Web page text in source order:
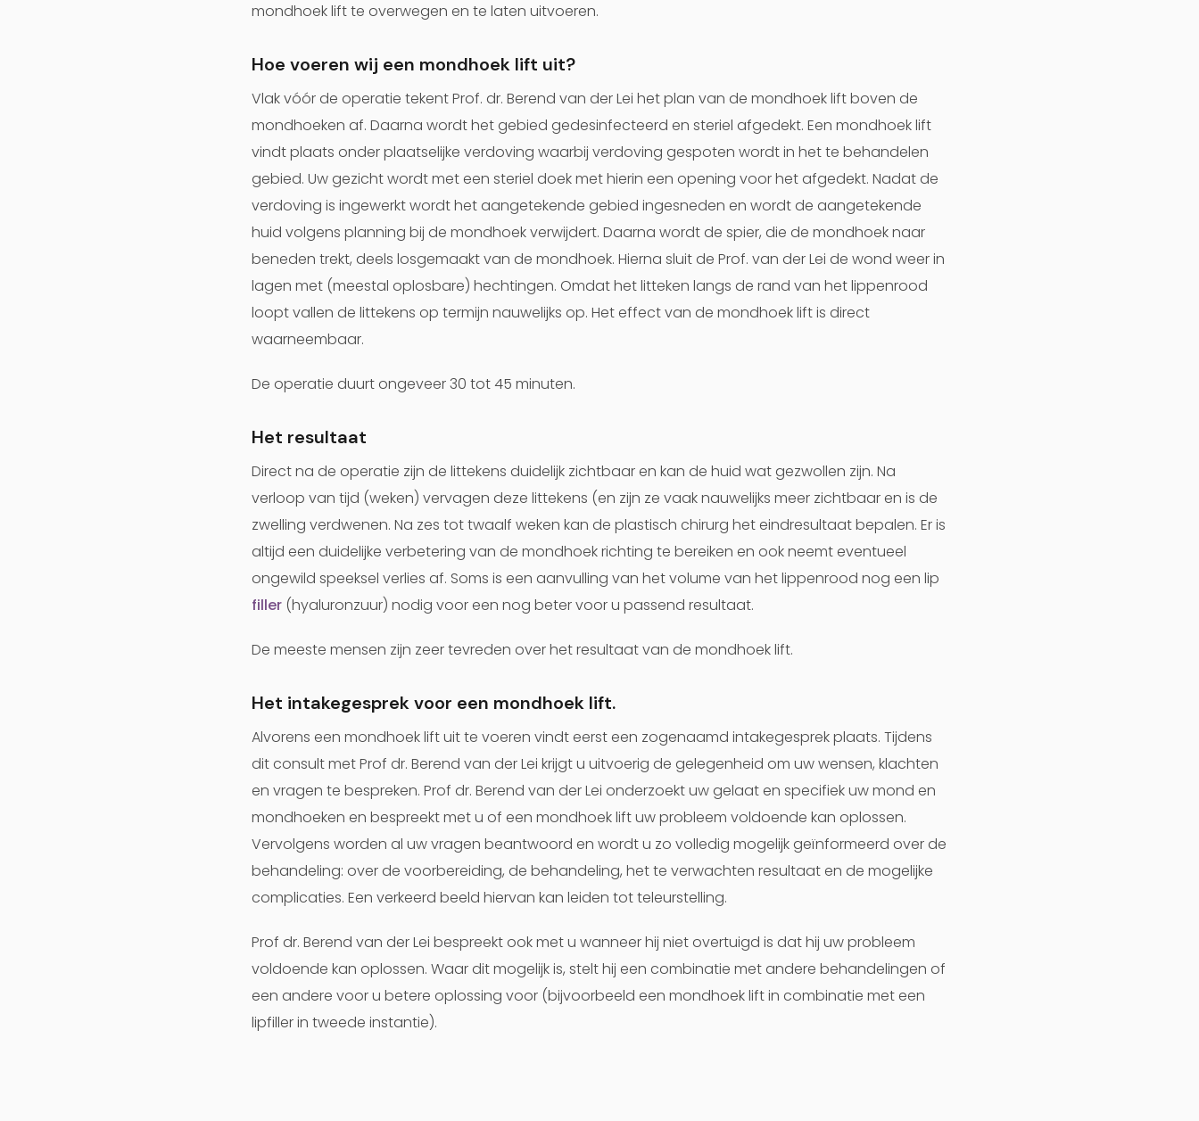
mondhoek lift te overwegen en te laten uitvoeren.
Hoe voeren wij een mondhoek lift uit?
Vlak vóór de operatie tekent Prof. dr. Berend van der Lei het plan van de mondhoek lift boven de
mondhoeken af. Daarna wordt het gebied gedesinfecteerd en steriel afgedekt. Een mondhoek lift
vindt plaats onder plaatselijke verdoving waarbij verdoving gespoten wordt in het te behandelen
gebied. Uw gezicht wordt met een steriel doek met hierin een opening voor het afgedekt. Nadat de
verdoving is ingewerkt wordt het aangetekende gebied ingesneden en wordt de aangetekende
huid volgens planning bij de mondhoek verwijdert. Daarna wordt de spier, die de mondhoek naar
beneden trekt, deels losgemaakt van de mondhoek. Hierna sluit de Prof. van der Lei de wond weer in
lagen met (meestal oplosbare) hechtingen. Omdat het litteken langs de rand van het lippenrood
loopt vallen de littekens op termijn nauwelijks op. Het effect van de mondhoek lift is direct
waarneembaar.
De operatie duurt ongeveer 30 tot 45 minuten.
Het resultaat
Direct na de operatie zijn de littekens duidelijk zichtbaar en kan de huid wat gezwollen zijn. Na
verloop van tijd (weken) vervagen deze littekens (en zijn ze vaak nauwelijks meer zichtbaar en is de
zwelling verdwenen. Na zes tot twaalf weken kan de plastisch chirurg het eindresultaat bepalen. Er is
altijd een duidelijke verbetering van de mondhoek richting te bereiken en ook neemt eventueel
ongewild speeksel verlies af. Soms is een aanvulling van het volume van het lippenrood nog een lip
filler (hyaluronzuur) nodig voor een nog beter voor u passend resultaat.
De meeste mensen zijn zeer tevreden over het resultaat van de mondhoek lift.
Het intakegesprek voor een mondhoek lift.
Alvorens een mondhoek lift uit te voeren vindt eerst een zogenaamd intakegesprek plaats. Tijdens
dit consult met Prof dr. Berend van der Lei krijgt u uitvoerig de gelegenheid om uw wensen, klachten
en vragen te bespreken. Prof dr. Berend van der Lei onderzoekt uw gelaat en specifiek uw mond en
mondhoeken en bespreekt met u of een mondhoek lift uw probleem voldoende kan oplossen.
Vervolgens worden al uw vragen beantwoord en wordt u zo volledig mogelijk geïnformeerd over de
behandeling: over de voorbereiding, de behandeling, het te verwachten resultaat en de mogelijke
complicaties. Een verkeerd beeld hiervan kan leiden tot teleurstelling.
Prof dr. Berend van der Lei bespreekt ook met u wanneer hij niet overtuigd is dat hij uw probleem
voldoende kan oplossen. Waar dit mogelijk is, stelt hij een combinatie met andere behandelingen of
een andere voor u betere oplossing voor (bijvoorbeeld een mondhoek lift in combinatie met een
lipfiller in tweede instantie).